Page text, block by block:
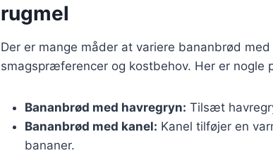
rugmel
Der er mange måder at variere bananbrød
smagspræferencer og kostbehov. Her er nogle
Bananbrød med havregryn: Tilsæt
Bananbrød med kanel: Kanel tilføjer en
bananer.